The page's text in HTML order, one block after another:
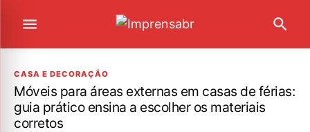
CASA E DECORAÇÃO
Móveis para áreas externas em casas de férias:
guia prático ensina a escolher os materiais
corretos